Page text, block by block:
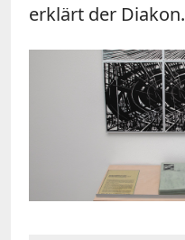
erklärt der Diakon.